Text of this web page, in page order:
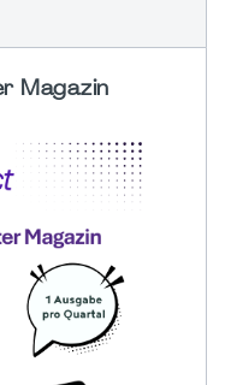
Magazin